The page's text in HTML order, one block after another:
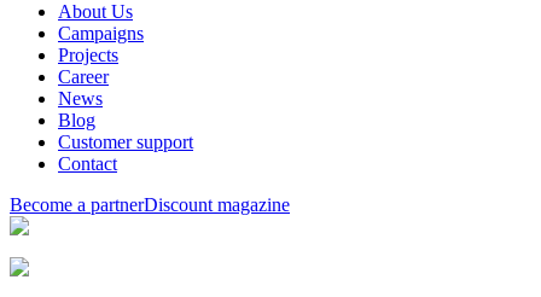
About Us
Campaigns
Projects
Career
News
Blog
Customer support
Contact
Become a partnerDiscount magazine